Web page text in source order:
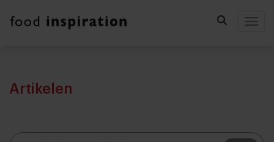
Artikelen